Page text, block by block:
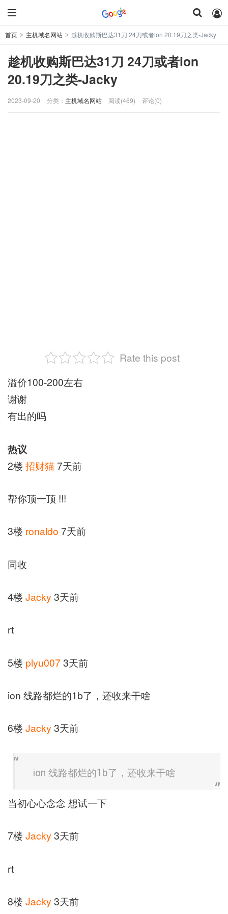
首页 > 主机域名网站 > 趁机收购斯巴达31刀 24刀或者ion 20.19刀之类-Jacky
趁机收购斯巴达31刀 24刀或者ion
20.19刀之类-Jacky
2023-09-20 分类： 主机域名网站 阅读(469) 评论(0)
Rate this post
溢价100-200左右
谢谢
有出的吗
热议
2楼 招财猫 7天前
帮你顶一顶 !!!
3楼 ronaldo 7天前
同收
4楼 Jacky 3天前
rt
5楼 plyu007 3天前
ion 线路都烂的1b了，还收来干啥
6楼 Jacky 3天前
ion 线路都烂的1b了，还收来干啥
当初心心念念 想试一下
7楼 Jacky 3天前
rt
8楼 Jacky 3天前